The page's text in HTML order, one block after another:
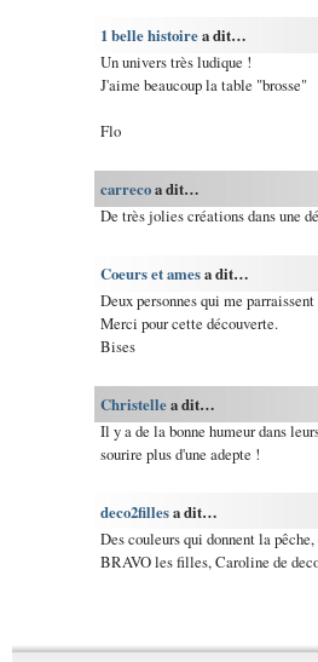
1 belle histoirea dit…
Un univers très ludique !
J'aime beaucoup la table "brosse"
Flo
carrecoa dit…
De très jolies créations dans une
Coeurs et amesa dit…
Deux personnes qui me
Merci pour cette découverte.
Bises
Christellea dit…
Il y a de la bonne humeur dans
sourire plus d'une adepte !
deco2fillesa dit…
Des couleurs qui donnent la
BRAVO les filles, Caroline de